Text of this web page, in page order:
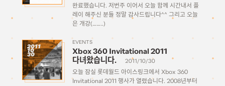
완료했습니다. 저번주 이어서 오늘 함께 시간내서 플
레이 해주신 분들 정말 감사드립니다^^ 그리고 오늘
은 개강(……..)
2011
10
30
EVENTS
Xbox 360 Invitational 2011
다녀왔습니다.
2011/10/30
오늘 잠실 롯데월드 아이스링크에서 Xbox 360
Invitational 2011 행사가 열렸습니다. 2008년부터